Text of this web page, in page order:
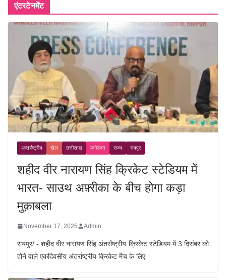
एंटरटेनमेंट
अन्तर्राष्ट्रीय खेल छत्तीसगढ़ मनोरंजन राज्य रायपुर
शहीद वीर नारायण सिंह क्रिकेट स्टेडियम में
भारत- साउथ अफ़्रीका के बीच होगा कड़ा
मुक़ाबला
November 17, 2025 Admin
रायपुर/:- शहीद वीर नारायण सिंह अंतर्राष्ट्रीय क्रिकेट स्टेडियम में 3 दिसंबर को
होने वाले एकदिवसीय अंतर्राष्ट्रीय क्रिकेट मैच के लिए